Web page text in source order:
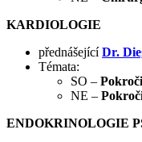
KARDIOLOGIE
přednášejícíDr.
Témata:
SO –
NE –
ENDOKRINOLOGIE